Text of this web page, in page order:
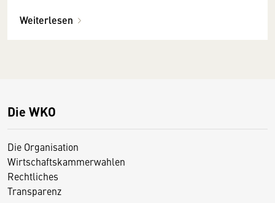
Weiterlesen
Die WKO
Die Organisation
Wirtschaftskammerwahlen
Rechtliches
Transparenz